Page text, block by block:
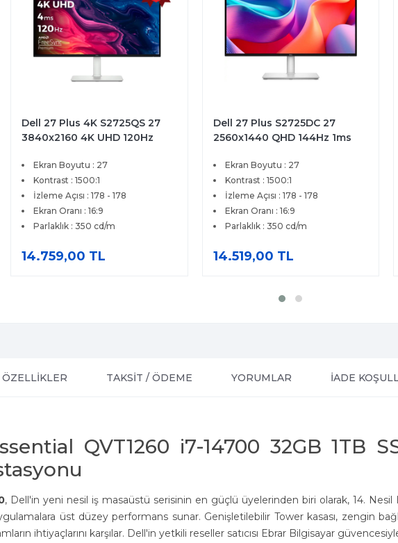
Dell 27 Plus S2725DC 27
2560x1440 QHD 144Hz 1ms
Pivot Premium IPS Monitör
Ekran Boyutu : 27
Kontrast : 1500:1
İzleme Açısı : 178 - 178
Ekran Oranı : 16:9
Parlaklık : 350 cd/m
14.519,00 TL
Dell 24 Plus S2425HSM 23.8
1920x1080 FHD 144Hz 1ms
Profesyonel Monitör
Ekran Boyutu : 23.8
Kontrast : 1500:1
İzleme Açısı : 178 - 178
Ekran Oranı : 16:9
Parlaklık : 300 cd/m
6.359,00 TL
TAKSİT / ÖDEME YORUMLAR İADE
QVT1260 i7-14700 32GB 1TB
, Dell'in yeni nesil iş masaüstü serisinin en güçlü üyelerinden biri olarak, 14.
üst düzey performans sunar. Genişletilebilir Tower kasası, zengin
ihtiyaçlarını karşılar. Dell'in yetkili reseller satıcısı Ebrar Bilgisayar